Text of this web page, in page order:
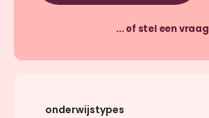
... of stel een vraag
onderwijstypes